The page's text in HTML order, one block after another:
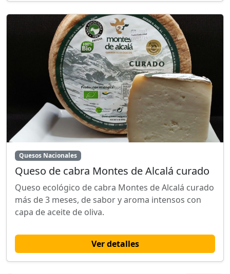
Quesos Nacionales
Queso de cabra Montes de Alcalá curado
Queso ecológico de cabra Montes de Alcalá curado
más de 3 meses, de sabor y aroma intensos con
capa de aceite de oliva.
Ver detalles